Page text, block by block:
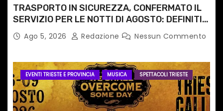
TRASPORTO IN SICUREZZA, CONFERMATO IL
SERVIZIO PER LE NOTTI DI AGOSTO: DEFINITI
PERCORSI, FERMATE E ORARIO
Ago 5, 2026 Redazione Nessun Commento
EVENTI TRIESTE E PROVINCIA MUSICA SPETTACOLI TRIESTE